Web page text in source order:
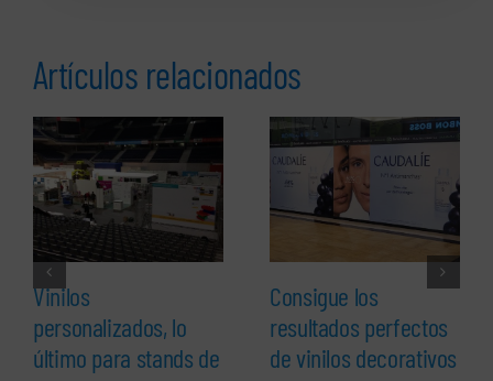
Artículos relacionados
Vinilos
personalizados, lo
último para stands de
Consigue los
resultados perfectos
de vinilos decorativos